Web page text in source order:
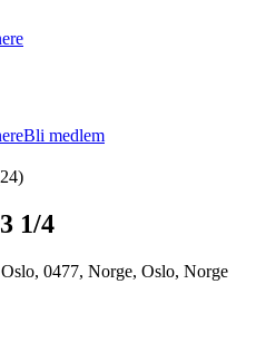
Bli medlem
24)
1/4
0477, Norge, Oslo, Norge